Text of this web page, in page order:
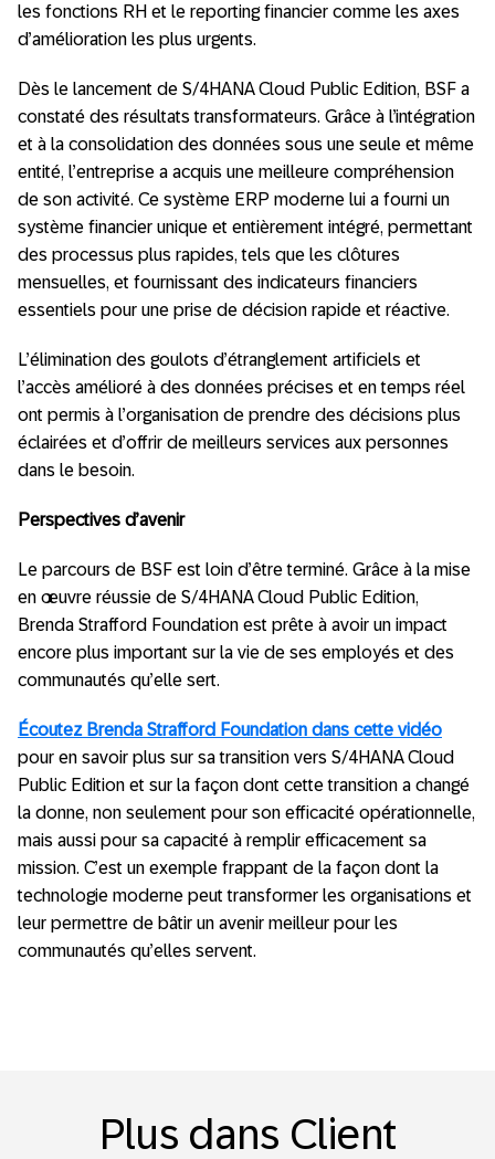
les fonctions RH et le reporting financier comme les axes
d’amélioration les plus urgents.
Dès le lancement de S/4HANA Cloud Public Edition, BSF a
constaté des résultats transformateurs. Grâce à l’intégration
et à la consolidation des données sous une seule et même
entité, l’entreprise a acquis une meilleure compréhension
de son activité. Ce système ERP moderne lui a fourni un
système financier unique et entièrement intégré, permettant
des processus plus rapides, tels que les clôtures
mensuelles, et fournissant des indicateurs financiers
essentiels pour une prise de décision rapide et réactive.
L’élimination des goulots d’étranglement artificiels et
l’accès amélioré à des données précises et en temps réel
ont permis à l’organisation de prendre des décisions plus
éclairées et d’offrir de meilleurs services aux personnes
dans le besoin.
Perspectives d’avenir
Le parcours de BSF est loin d’être terminé. Grâce à la mise
en œuvre réussie de S/4HANA Cloud Public Edition,
Brenda Strafford Foundation est prête à avoir un impact
encore plus important sur la vie de ses employés et des
communautés qu’elle sert.
Écoutez Brenda Strafford Foundation dans cette vidéo
pour en savoir plus sur sa transition vers S/4HANA Cloud
Public Edition et sur la façon dont cette transition a changé
la donne, non seulement pour son efficacité opérationnelle,
mais aussi pour sa capacité à remplir efficacement sa
mission. C’est un exemple frappant de la façon dont la
technologie moderne peut transformer les organisations et
leur permettre de bâtir un avenir meilleur pour les
communautés qu’elles servent.
Plus dans Client